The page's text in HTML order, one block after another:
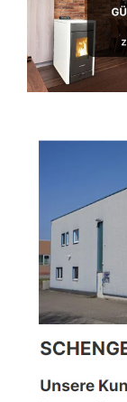
PRODUCTS
SEARCH